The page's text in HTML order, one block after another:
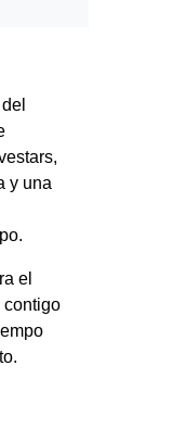
y una
el
contigo